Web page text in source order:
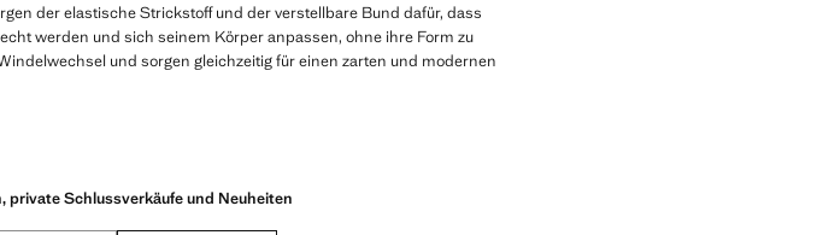
der elastische Strickstoff und der verstellbare Bund dafür, dass
werden und sich seinem Körper anpassen, ohne ihre Form zu
und sorgen gleichzeitig für einen zarten und modernen
private Schlussverkäufe und Neuheiten